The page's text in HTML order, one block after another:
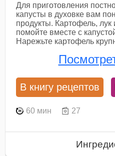
Для приготовления
капусты в духовке вам
продукты. Картофель, лук
помойте вместе с
Нарежьте картофель
В книгу рецептов
60 мин 27